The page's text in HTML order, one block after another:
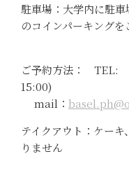
駐車場：大学内に駐
のコインパーキング
ご予約方法： TEL:
15:00)
mail：
テイクアウト：ケー
りません